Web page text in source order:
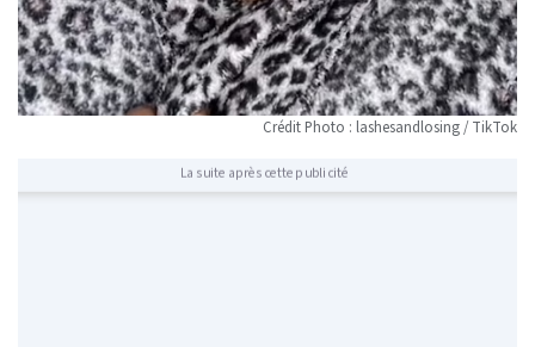
Crédit Photo : lashesandlosing / TikTok
La suite après cette publicité